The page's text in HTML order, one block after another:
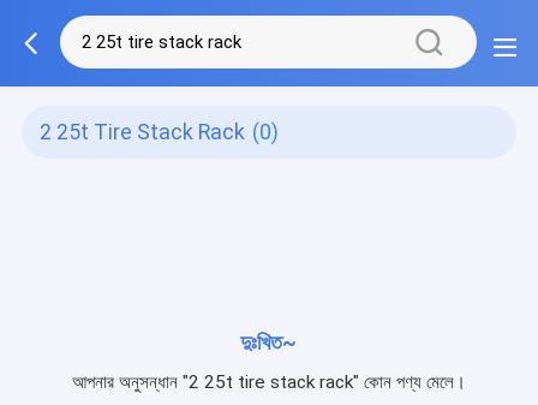
2 25t Tire Stack Rack (0)
দুঃখিত~
আপনার অনুসন্ধান "2 25t tire stack rack" কোন পণ্য মেলে।